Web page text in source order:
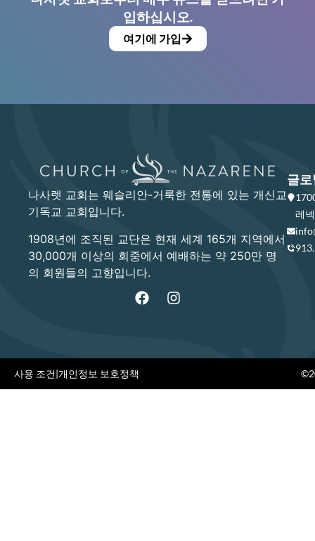
입하십시오.
여기에 가입
나사렛 교회는 웨슬리안-거룩한 전통에 있는 개신교
기독교 교회입니다.
1908년에 조직된 교단은 현재 세계 165개 지역에서
30,000개 이상의 회중에서 예배하는 약 250만 명
의 회원들의 고향입니다.
글로
레
사용 조건|개인정보 보호정책